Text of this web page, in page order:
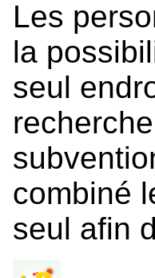
Les
la
seul
combiné
seul afin